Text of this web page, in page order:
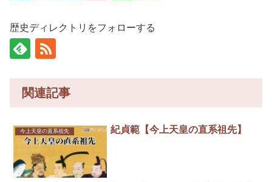
歴史ディレクトリをフォローする
関連記事
今上天皇の直系祖先 紀貞範【今上天皇の直系祖先】